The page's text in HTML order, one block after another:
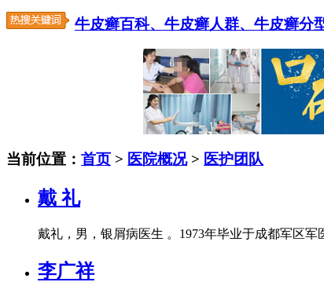
牛皮癣百科、 牛皮癣人群、 牛皮癣分
当前位置： 首页 > 医院概况> 医护团队
戴 礼
戴礼，男，银屑病医生 。1973年毕业于成都军区
李广祥